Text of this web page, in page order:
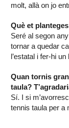
molt, allà on jo
Què et
Seré al segon
tornar a quedar
l’estatal i fer-hi un
Quan tornis
taula?
Sí. I si
tennis taula per a